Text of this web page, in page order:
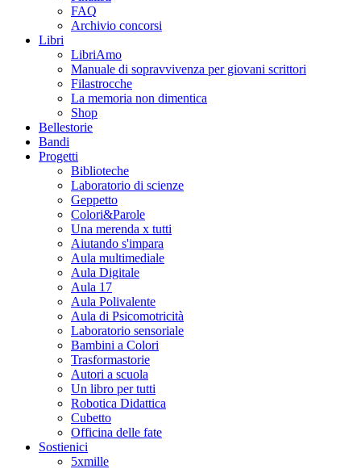
FAQ
Archivio concorsi
Libri
LibriAmo
Manuale di sopravvivenza per giovani scrittori
Filastrocche
La memoria non dimentica
Shop
Bellestorie
Bandi
Progetti
Biblioteche
Laboratorio di scienze
Geppetto
Colori&Parole
Una merenda x tutti
Aiutando s'impara
Aula multimediale
Aula Digitale
Aula 17
Aula Polivalente
Aula di Psicomotricità
Laboratorio sensoriale
Bambini a Colori
Trasformastorie
Autori a scuola
Un libro per tutti
Robotica Didattica
Cubetto
Officina delle fate
Sostienici
5xmille